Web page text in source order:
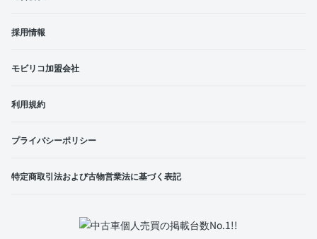
採用情報
モビリコ加盟会社
利用規約
プライバシーポリシー
特定商取引法および古物営業法に基づく表記